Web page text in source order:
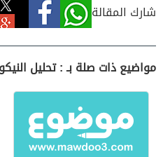
شارك المقالة
مواضيع ذات صلة بـ : تحليل